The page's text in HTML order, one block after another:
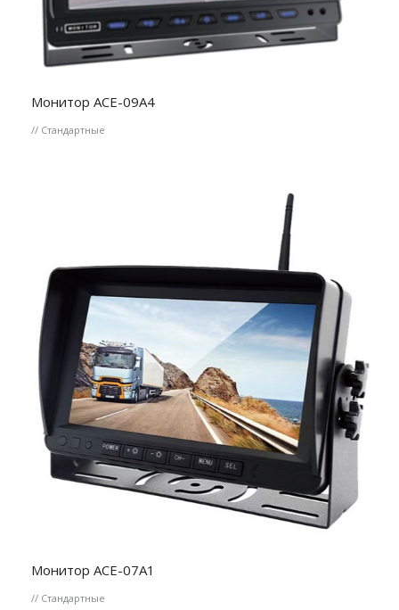
Монитор ACE-09A4
// Стандартные
Монитор ACE-07A1
// Стандартные